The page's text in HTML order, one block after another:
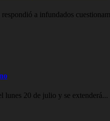
a infundados
lunes 20 de julio y se extenderá...